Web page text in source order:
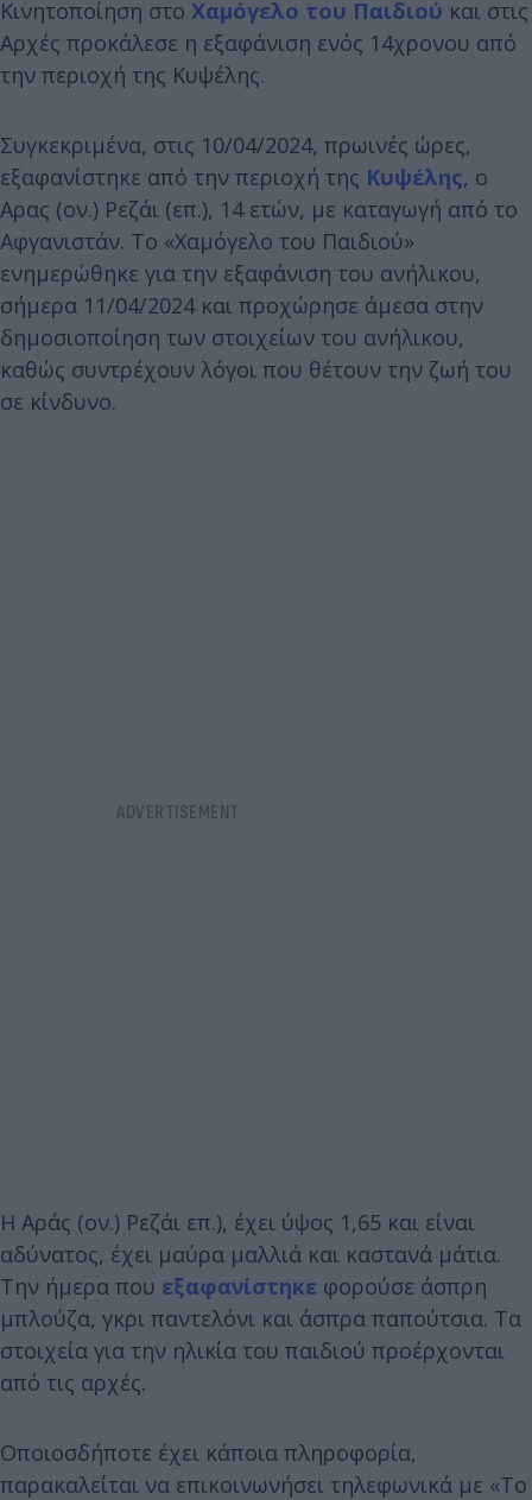
Κινητοποίηση στο Χαμόγελο του Παιδιού και στις
Αρχές προκάλεσε η εξαφάνιση ενός 14χρονου από
την περιοχή της Κυψέλης.
Συγκεκριμένα, στις 10/04/2024, πρωινές ώρες,
εξαφανίστηκε από την περιοχή της Κυψέλης, ο
Αρας (ον.) Ρεζάι (επ.), 14 ετών, με καταγωγή από το
Αφγανιστάν. Το «Χαμόγελο του Παιδιού»
ενημερώθηκε για την εξαφάνιση του ανήλικου,
σήμερα 11/04/2024 και προχώρησε άμεσα στην
δημοσιοποίηση των στοιχείων του ανήλικου,
καθώς συντρέχουν λόγοι που θέτουν την ζωή του
σε κίνδυνο.
Η Αράς (ον.) Ρεζάι επ.), έχει ύψος 1,65 και είναι
αδύνατος, έχει μαύρα μαλλιά και καστανά μάτια.
Την ήμερα που εξαφανίστηκε φορούσε άσπρη
μπλούζα, γκρι παντελόνι και άσπρα παπούτσια. Τα
στοιχεία για την ηλικία του παιδιού προέρχονται
από τις αρχές.
Οποιοσδήποτε έχει κάποια πληροφορία,
παρακαλείται να επικοινωνήσει τηλεφωνικά με «Το